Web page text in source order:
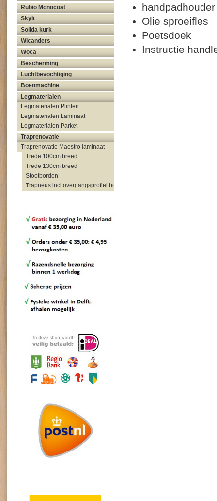
Rubio Monocoat
Skylt
Solida kurk
Wicanders
Woca
Bescherming
Luchtbevochtiging
Boenmachine
Legmaterialen
Legmaterialen Plinten
Legmaterialen Laminaat
Legmaterialen Parket
Traprenovatie
Traprenovatie Maestro laminaat
Trede 100cm breed
Trede 130cm breed
Stootborden
Trapneus incl overgangsprofiel bovenzijde trap
Olie sproeifles
Poetsdoek
Instructie